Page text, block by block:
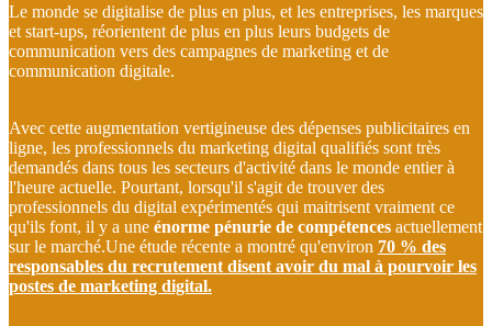
Le monde se digitalise de plus en plus, et les entreprises, les marques
et start-ups, réorientent de plus en plus leurs budgets de
communication vers des campagnes de marketing et de
communication digitale.
Avec cette augmentation vertigineuse des dépenses publicitaires en
ligne, les professionnels du marketing digital qualifiés sont très
demandés dans tous les secteurs d'activité dans le monde entier à
l'heure actuelle. Pourtant, lorsqu'il s'agit de trouver des
professionnels du digital expérimentés qui maitrisent vraiment ce
qu'ils font, il y a une énorme pénurie de compétences actuellement
sur le marché.Une étude récente a montré qu'environ 70 % des
responsables du recrutement disent avoir du mal à pourvoir les
postes de marketing digital.